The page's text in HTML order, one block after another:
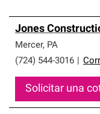
Jones
Mercer, PA
(724) 544-3016
Solicitar una